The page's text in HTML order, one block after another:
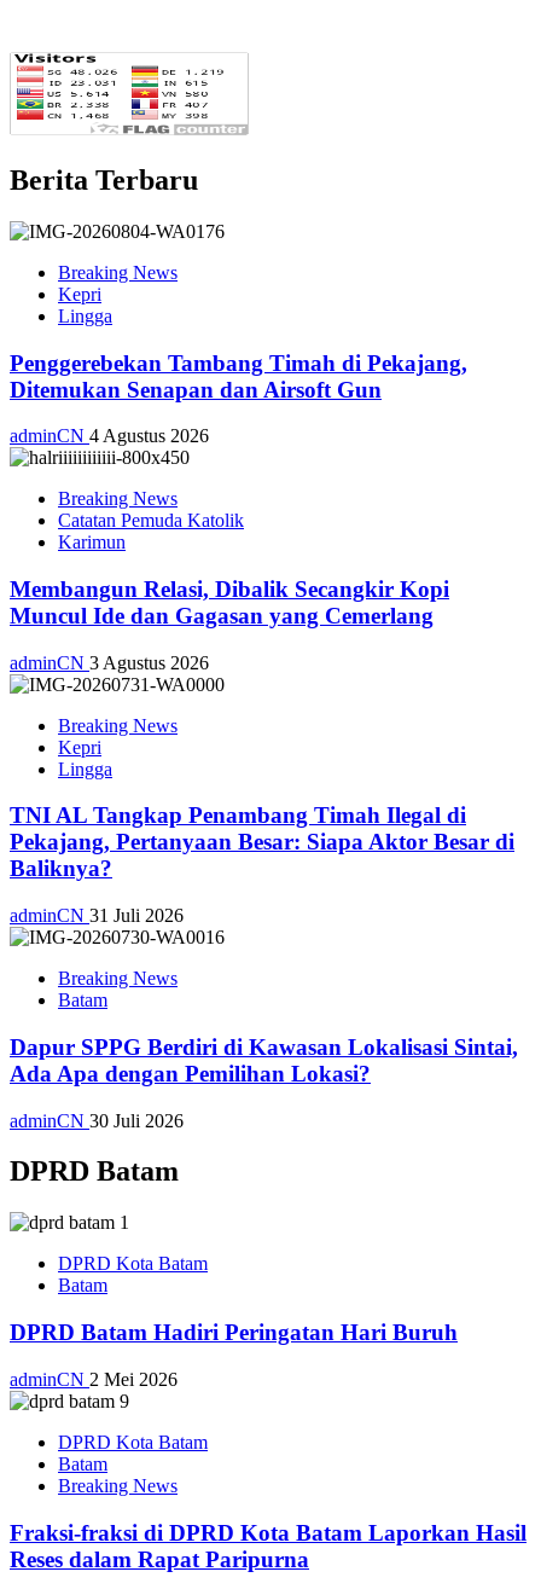
Berita Terbaru
Breaking News
Kepri
Lingga
Penggerebekan Tambang Timah di Pekajang,
Ditemukan Senapan dan Airsoft Gun
adminCN 4 Agustus 2026
Breaking News
Catatan Pemuda Katolik
Karimun
Membangun Relasi, Dibalik Secangkir Kopi
Muncul Ide dan Gagasan yang Cemerlang
adminCN 3 Agustus 2026
Breaking News
Kepri
Lingga
TNI AL Tangkap Penambang Timah Ilegal di
Pekajang, Pertanyaan Besar: Siapa Aktor Besar di
Baliknya?
adminCN 31 Juli 2026
Breaking News
Batam
Dapur SPPG Berdiri di Kawasan Lokalisasi Sintai,
Ada Apa dengan Pemilihan Lokasi?
adminCN 30 Juli 2026
DPRD Batam
DPRD Kota Batam
Batam
DPRD Batam Hadiri Peringatan Hari Buruh
adminCN 2 Mei 2026
DPRD Kota Batam
Batam
Breaking News
Fraksi-fraksi di DPRD Kota Batam Laporkan Hasil
Reses dalam Rapat Paripurna